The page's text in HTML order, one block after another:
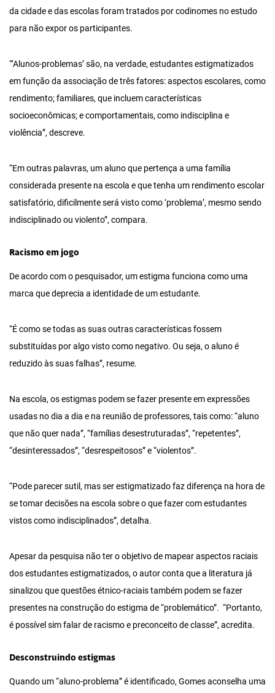
da cidade e das escolas foram tratados por codinomes no estudo
para não expor os participantes.
“‘Alunos-problemas’ são, na verdade, estudantes estigmatizados
em função da associação de três fatores: aspectos escolares, como
rendimento; familiares, que incluem características
socioeconômicas; e comportamentais, como indisciplina e
violência”, descreve.
“Em outras palavras, um aluno que pertença a uma família
considerada presente na escola e que tenha um rendimento escolar
satisfatório, dificilmente será visto como ‘problema’, mesmo sendo
indisciplinado ou violento”, compara.
Racismo em jogo
De acordo com o pesquisador, um estigma funciona como uma
marca que deprecia a identidade de um estudante.
“É como se todas as suas outras características fossem
substituídas por algo visto como negativo. Ou seja, o aluno é
reduzido às suas falhas”, resume.
Na escola, os estigmas podem se fazer presente em expressões
usadas no dia a dia e na reunião de professores, tais como: “aluno
que não quer nada”, “famílias desestruturadas”, “repetentes”,
“desinteressados”, “desrespeitosos” e “violentos”.
“Pode parecer sutil, mas ser estigmatizado faz diferença na hora de
se tomar decisões na escola sobre o que fazer com estudantes
vistos como indisciplinados”, detalha.
Apesar da pesquisa não ter o objetivo de mapear aspectos raciais
dos estudantes estigmatizados, o autor conta que a literatura já
sinalizou que questões étnico-raciais também podem se fazer
presentes na construção do estigma de “problemático”. “Portanto,
é possível sim falar de racismo e preconceito de classe”, acredita.
Desconstruindo estigmas
Quando um “aluno-problema” é identificado, Gomes aconselha uma